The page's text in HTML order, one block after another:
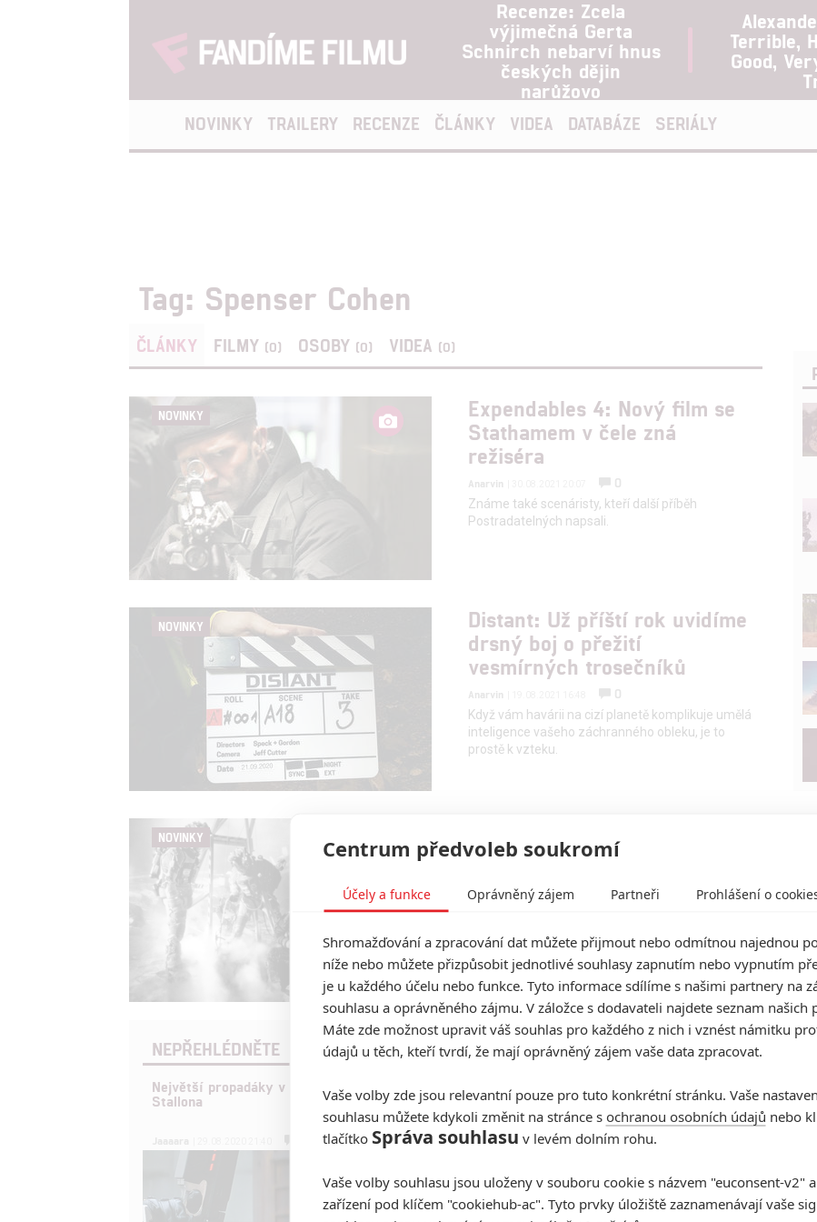
Recenze: Zcela
výjimečná Gerta
Schnirch nebarví hnus
českých dějin
narůžovo
Terrible,
Good,
NOVINKY TRAILERY RECENZE ČLÁNKY VIDEA DATABÁZE SERIÁLY
Tag: Spenser Cohen
ČLÁNKY FILMY (0) OSOBY (0) VIDEA (0)
NOVINKY
Expendables 4: Nový film se
Stathamem v čele zná
režiséra
Anarvin
0
Známe také scenáristy, kteří další příběh
Postradatelných napsali.
NOVINKY
Distant: Už příští rok uvidíme
drsný boj o přežití
vesmírných trosečníků
Anarvin
0
Když vám havárii na cizí planetě komplikuje umělá
inteligence vašeho záchranného obleku, je to
prostě k vzteku.
NOVINKY
sci-fi komedii zachraňuje
záchranném modulu
Princezna Jasmína je v nebezpečí! Záchranná
akce může začít.
NEPŘEHLÉDNĚTE
Největší propadáky v kariéře Sylvestera
Stallona
Nejlepší lekce filmové střelby aneb
hollywoodské střelnice v akci
Jaaaara | 18.10.2020 18:40 0
Centrum předvoleb soukromí
Účely a funkce Oprávněný zájem Partneři Prohlášení o
Shromažďování a zpracování dat můžete přijmout nebo odmítnou najednou
níže nebo můžete přizpůsobit jednotlivé souhlasy zapnutím nebo vypnutím
je u každého účelu nebo funkce. Tyto informace sdílíme s našimi partnery na
souhlasu a oprávněného zájmu. V záložce s dodavateli najdete seznam našich
Máte zde možnost upravit váš souhlas pro každého z nich i vznést námitku
údajů u těch, kteří tvrdí, že mají oprávněný zájem vaše data zpracovat.
Vaše volby zde jsou relevantní pouze pro tuto konkrétní stránku. Vaše
souhlasu můžete kdykoli změnit na stránce s ochranou osobních údajů nebo
tlačítko Správa souhlasu v levém dolním rohu.
Vaše volby souhlasu jsou uloženy v souboru cookie s názvem "euconsent-v2"
zařízení pod klíčem "cookiehub-ac". Tyto prvky úložiště zaznamenávají vaše